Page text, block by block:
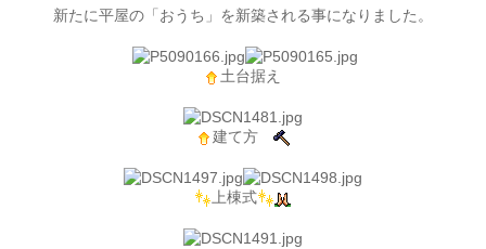
新たに平屋の「おうち」を新築される事になりました。
土台据え
建て方
上棟式